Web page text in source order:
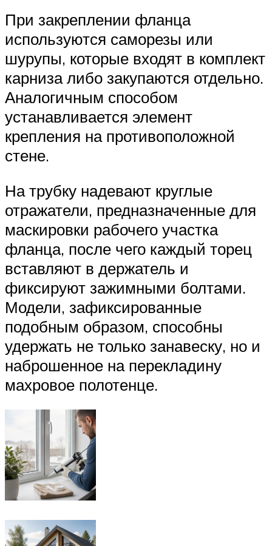
При закреплении фланца
используются саморезы или
шурупы, которые входят в комплект
карниза либо закупаются отдельно.
Аналогичным способом
устанавливается элемент
крепления на противоположной
стене.
На трубку надевают круглые
отражатели, предназначенные для
маскировки рабочего участка
фланца, после чего каждый торец
вставляют в держатель и
фиксируют зажимными болтами.
Модели, зафиксированные
подобным образом, способны
удержать не только занавеску, но и
наброшенное на перекладину
махровое полотенце.